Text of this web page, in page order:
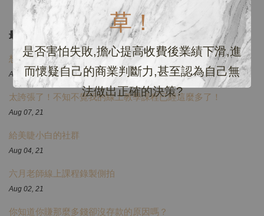
草！
是否害怕失敗,擔心提高收費後業績下滑,進
而懷疑自己的商業判斷力,甚至認為自己無
法做出正確的決策?
最新文章
想偷窺一下六月私群的經營方式嗎？
Aug 12, 21
太誇張了！不知不覺我的線上教學課程已經這麼多了！
Aug 07, 21
給美睫小白的社群
Aug 04, 21
六月老師線上課程錄製側拍
Aug 02, 21
你知道你賺那麼多錢卻沒存款的原因嗎？